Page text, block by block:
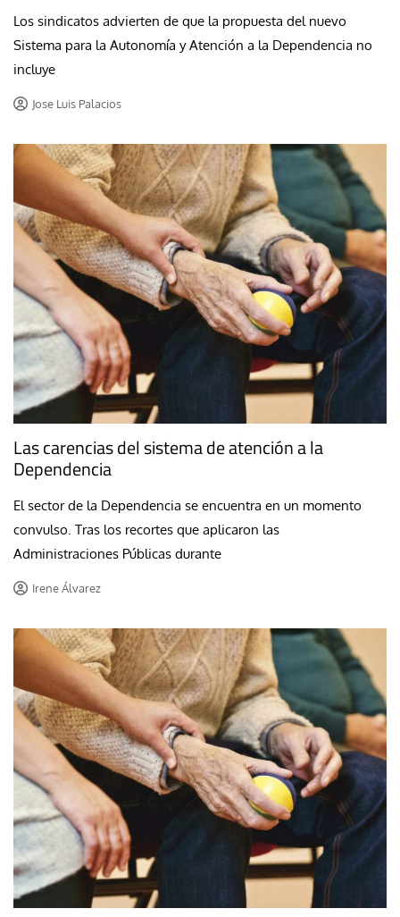
Los sindicatos advierten de que la propuesta del nuevo
Sistema para la Autonomía y Atención a la Dependencia no
incluye
Jose Luis Palacios
Las carencias del sistema de atención a la
Dependencia
El sector de la Dependencia se encuentra en un momento
convulso. Tras los recortes que aplicaron las
Administraciones Públicas durante
Irene Álvarez